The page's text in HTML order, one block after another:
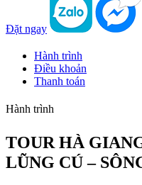
Đặt ngay
Hành trình
Điều khoản
Thanh toán
Hành trình
TOUR HÀ
LŨNG CÚ –